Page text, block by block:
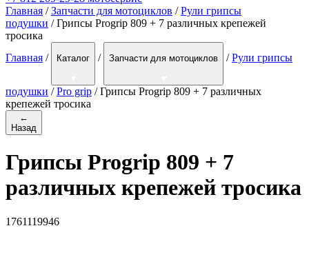
Главная /Запчасти для мотоциклов /Рули грипсы
подушки / Грипсы Progrip 809 + 7 различных крепежей
тросика
Главная / Каталог / Запчасти для мотоциклов / Рули грипсы
подушки / Pro grip / Грипсы Progrip 809 + 7 различных
крепежей тросика
←
Назад
Грипсы Progrip 809 + 7
различных крепежей тросика
1761119946